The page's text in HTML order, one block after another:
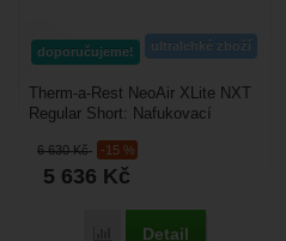
doporučujeme! ultralehké zboží
6 630Kč -15 %
5 636 Kč
Porovnat
Detail
Therm-a-Rest NeoAir XLite NXT
Regular Short: Nafukovací
venku. Má vylepšený...